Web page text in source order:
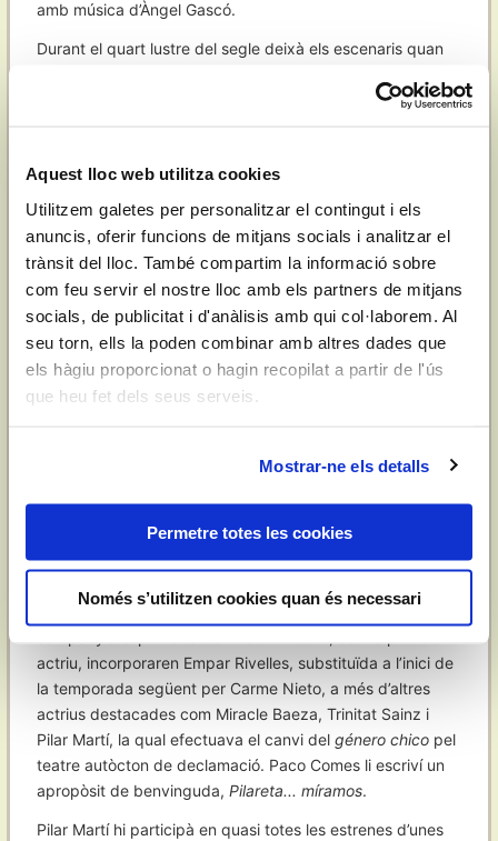
Aquest lloc web utilitza cookies
Utilitzem galetes per personalitzar el contingut i els
anuncis, oferir funcions de mitjans socials i analitzar el
trànsit del lloc. També compartim la informació sobre
com feu servir el nostre lloc amb els partners de mitjans
socials, de publicitat i d'anàlisis amb qui col·laborem. Al
seu torn, ells la poden combinar amb altres dades que
els hàgiu proporcionat o hagin recopilat a partir de l'ús
que heu fet dels seus serveis.
Mostrar-ne els detalls
Permetre totes les cookies
Només s’utilitzen cookies quan és necessari
amb música d’Àngel Gascó.
Durant el quart lustre del segle deixà els escenaris quan
l’empresari Eulogio Velasco la convencé d’integrar-se en la
d’Amèrica del Sud. Al febrer de 1926, quan l’agrupació
treballava a Xile, Pilar Martí decidí tornar-se’n a casa.
La temporada següent treballà al Teatre Serrano de
València en la programació d’estiu de la plaça de bous i en
diverses ciutats properes. I a l’octubre de 1927 formà una
companyia de sarsuela, on també hi havia les destacades
tiples Anna Barbarroja i Lola Fora, amb la qual es presentà
amb un recull dels seus grans èxits al Teatre Principal de
Castelló, ciutat on gaudia d’una popularitat enorme. Hi
que no volien perdre l’oportunitat de conèixer aquella gran
Pel febrer de 1931, l’empresari Vicent Barber inaugurà el
renovació i la dignificació del teatre valencià. Dirigia la
actriu, incorporaren Empar Rivelles, substituïda a l’inici de
la temporada següent per Carme Nieto, a més d’altres
actrius destacades com Miracle Baeza, Trinitat Sainz i
Pilar Martí, la qual efectuava el canvi del género chico pel
teatre autòcton de declamació. Paco Comes li escriví un
apropòsit de benvinguda, Pilareta... míramos.
Pilar Martí hi participà en quasi totes les estrenes d’unes